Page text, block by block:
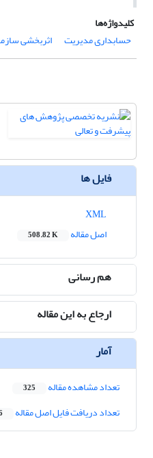
کلیدواژه‌ها
حسابداری مدیریت
اثربخشی
فایل ها
اصل مقاله
508.82 K
هم رسانی
ارجاع به این مقاله
آمار
تعداد مشاهده مقاله 325
تعداد دریافت فایل اصل مقاله